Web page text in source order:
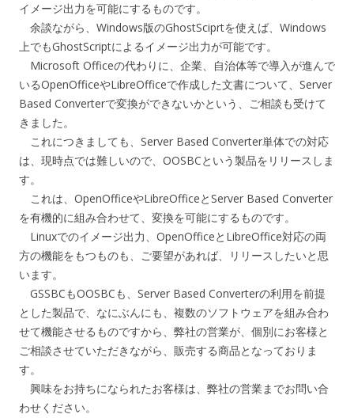
イメージ出力を可能にするものです。
余談ながら、Windows版のGhostSciprtを使えば、Windows
上でもGhostScriptによるイメージ出力が可能です。
Microsoft Officeの代わりに、企業、自治体等で導入が進んで
いるOpenOfficeやLibreOfficeで作成した文書について、Server
Based Converterで変換ができないかという、ご相談も受けて
きました。
これにつきましても、Server Based Converter単体での対応
は、現時点では難しいので、OOSBCという製品をリリースしま
す。
これは、OpenOfficeやLibreOfficeとServer Based Converter
を有機的に組み合わせて、変換を可能にするものです。
Linuxでのイメージ出力、OpenOfficeとLibreOffice対応の両
方の機能をもつものも、ご要望があれば、リリースしたいと思
います。
GSSBCもOOSBCも、Server Based Converterの利用を前提
とした製品で、なにぶんにも、複数のソフトウェアを組み合わ
せて機能させるものですから、弊社の営業が、個別にお客様と
ご相談させていただきながら、販売する商品となっておりま
す。
興味をお持ちになられたお客様は、弊社の営業までお問い合
わせください。